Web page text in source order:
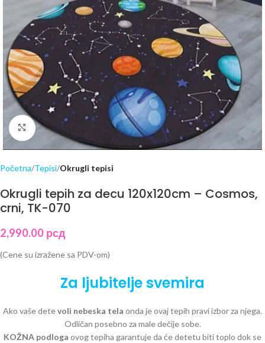
Click to enlarge
Početna Tepisi Okrugli tepisi
Okrugli tepih za decu 120x120cm – Cosmos,
crni, TK-070
2,990.00 рсд
(Cene su izražene sa PDV-om)
Za ljubitelje svemira
Ako vaše detevoli nebeska tela onda je ovaj tepih pravi izbor za njega.
Odličan posebno za male dečije sobe.
KOŽNA podloga ovog tepiha garantuje da će detetu biti toplo dok se